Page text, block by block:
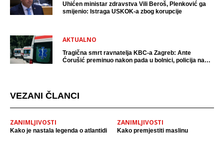
Uhićen ministar zdravstva Vili Beroš, Plenković ga
smijenio: Istraga USKOK-a zbog korupcije
AKTUALNO
Tragična smrt ravnatelja KBC-a Zagreb: Ante
Ćorušić preminuo nakon pada u bolnici, policija na
VEZANI ČLANCI
ZANIMLJIVOSTI
Kako je nastala legenda o atlantidi
ZANIMLJIVOSTI
Kako premjestiti maslinu